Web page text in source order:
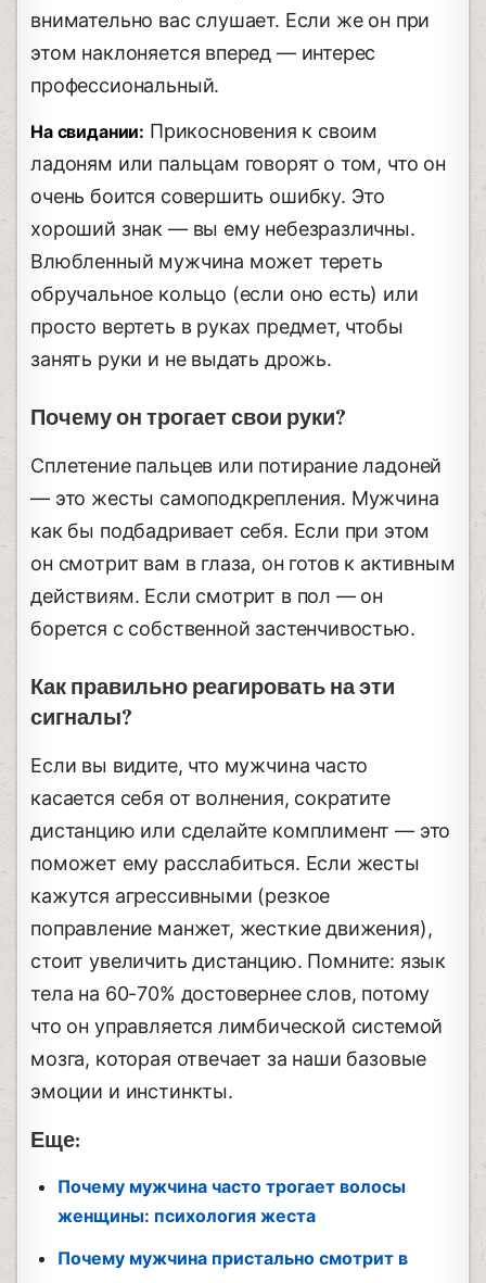
внимательно вас слушает. Если же он при
этом наклоняется вперед — интерес
профессиональный.
На свидании: Прикосновения к своим
ладоням или пальцам говорят о том, что он
очень боится совершить ошибку. Это
хороший знак — вы ему небезразличны.
Влюбленный мужчина может тереть
обручальное кольцо (если оно есть) или
просто вертеть в руках предмет, чтобы
занять руки и не выдать дрожь.
Почему он трогает свои руки?
Сплетение пальцев или потирание ладоней
— это жесты самоподкрепления. Мужчина
как бы подбадривает себя. Если при этом
он смотрит вам в глаза, он готов к активным
действиям. Если смотрит в пол — он
борется с собственной застенчивостью.
Как правильно реагировать на эти
сигналы?
Если вы видите, что мужчина часто
касается себя от волнения, сократите
дистанцию или сделайте комплимент — это
поможет ему расслабиться. Если жесты
кажутся агрессивными (резкое
поправление манжет, жесткие движения),
стоит увеличить дистанцию. Помните: язык
тела на 60-70% достовернее слов, потому
что он управляется лимбической системой
мозга, которая отвечает за наши базовые
эмоции и инстинкты.
Еще:
Почему мужчина часто трогает волосы
женщины: психология жеста
Почему мужчина пристально смотрит в